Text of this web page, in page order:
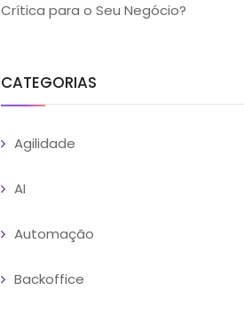
Crítica para o Seu Negócio?
CATEGORIAS
Agilidade
AI
Automação
Backoffice